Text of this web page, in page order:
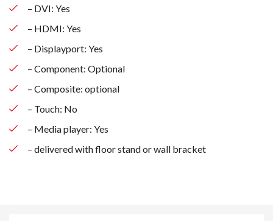
– DVI: Yes
– HDMI: Yes
– Displayport: Yes
– Component: Optional
– Composite: optional
– Touch: No
– Media player: Yes
– delivered with floor stand or wall bracket